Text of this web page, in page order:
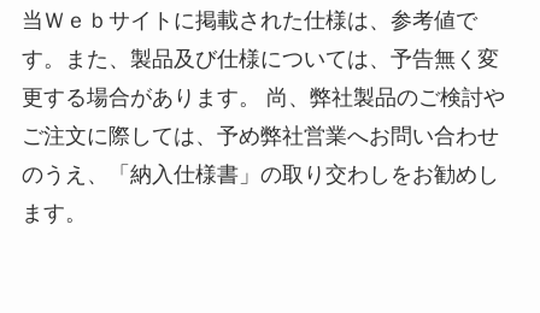
当Ｗｅｂサイトに掲載された仕様は、参考値で
す。また、製品及び仕様については、予告無く変
更する場合があります。 尚、弊社製品のご検討や
ご注文に際しては、予め弊社営業へお問い合わせ
のうえ、「納入仕様書」の取り交わしをお勧めし
ます。